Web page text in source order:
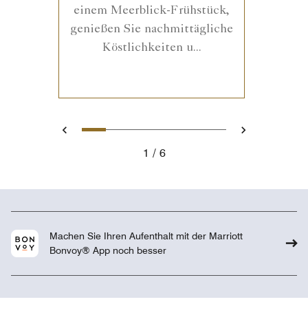
einem Meerblick-Frühstück,
genießen Sie nachmittägliche
Köstlichkeiten u...
Zurück
1 2 3 4 5 6 Weiter
1 6
Machen Sie Ihren Aufenthalt mit der Marriott
Bonvoy® App noch besser